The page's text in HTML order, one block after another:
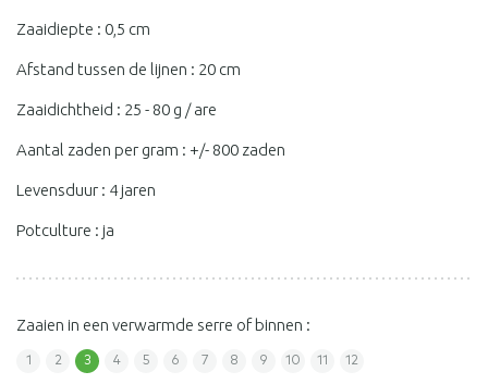
Zaaidiepte : 0,5 cm
Afstand tussen de lijnen : 20 cm
Zaaidichtheid : 25 - 80 g / are
Aantal zaden per gram : +/- 800 zaden
Levensduur : 4 jaren
Potculture : ja
Zaaien in een verwarmde serre of binnen :
1 2 3 4 5 6 7 8 9 10 11 12